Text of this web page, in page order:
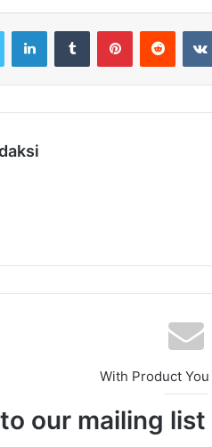
Twitter LinkedInTumblr PinterestReddit
With Product
our mailing